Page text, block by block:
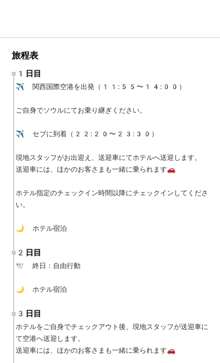
旅程表
1日目
✈️ 関西国際空港を出発（11:55〜14:00）
ご自身でソウルにてお乗り継ぎください。
✈️ セブに到着（22:20〜23:30）
現地スタッフがお出迎え、送迎車にてホテルへ送迎します。
送迎車には、ほかのお客さまも一緒に乗られます🚗
ホテル指定のチェックイン時間以降にチェックインしてくださ
い。
🌙 ホテル宿泊
2日目
🕊 終日：自由行動
🌙 ホテル宿泊
3日目
ホテルをご自身でチェックアウト後、現地スタッフが送迎車に
て空港へ送迎します。
送迎車には、ほかのお客さまも一緒に乗られます🚗